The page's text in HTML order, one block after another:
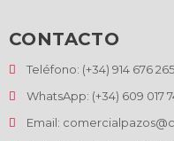
CONTACTO
Teléfono: (+34) 914 676 265
WhatsApp: (+34) 609 017
Email: